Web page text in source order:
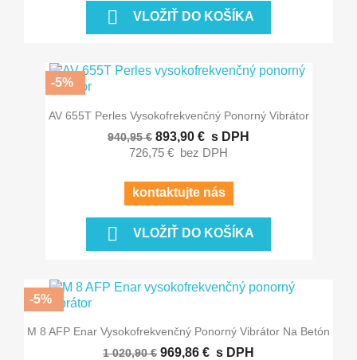
 VLOŽIŤ DO KOŠÍKA
AV 655T Perles Vysokofrekvenčný Ponorný Vibrátor
940,95 € 893,90 € s DPH
726,75 € bez DPH
kontaktujte nás
 VLOŽIŤ DO KOŠÍKA
-5%
M 8 AFP Enar Vysokofrekvenčný Ponorný Vibrátor Na Betón
1 020,90 € 969,86 € s DPH
-5%